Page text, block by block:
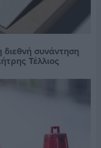
συνάντηση
Τέλλιος